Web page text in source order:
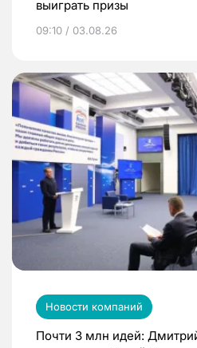
выиграть призы
09:10 / 03.08.26
Новости компаний
Почти 3 млн идей: